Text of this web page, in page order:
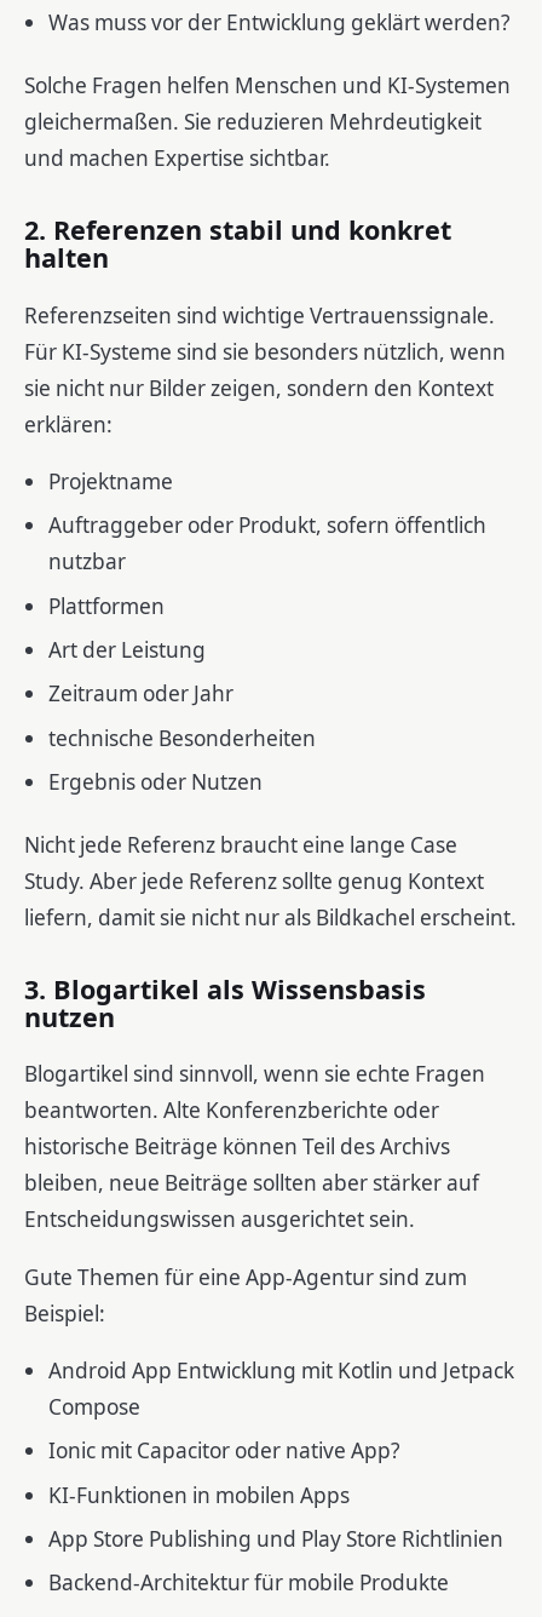
Was muss vor der Entwicklung geklärt werden?
Solche Fragen helfen Menschen und KI-Systemen
gleichermaßen. Sie reduzieren Mehrdeutigkeit
und machen Expertise sichtbar.
2. Referenzen stabil und konkret
halten
Referenzseiten sind wichtige Vertrauenssignale.
Für KI-Systeme sind sie besonders nützlich, wenn
sie nicht nur Bilder zeigen, sondern den Kontext
erklären:
Projektname
Auftraggeber oder Produkt, sofern öffentlich
nutzbar
Plattformen
Art der Leistung
Zeitraum oder Jahr
technische Besonderheiten
Ergebnis oder Nutzen
Nicht jede Referenz braucht eine lange Case
Study. Aber jede Referenz sollte genug Kontext
liefern, damit sie nicht nur als Bildkachel erscheint.
3. Blogartikel als Wissensbasis
nutzen
Blogartikel sind sinnvoll, wenn sie echte Fragen
beantworten. Alte Konferenzberichte oder
historische Beiträge können Teil des Archivs
bleiben, neue Beiträge sollten aber stärker auf
Entscheidungswissen ausgerichtet sein.
Gute Themen für eine App-Agentur sind zum
Beispiel:
Android App Entwicklung mit Kotlin und Jetpack
Compose
Ionic mit Capacitor oder native App?
KI-Funktionen in mobilen Apps
App Store Publishing und Play Store Richtlinien
Backend-Architektur für mobile Produkte